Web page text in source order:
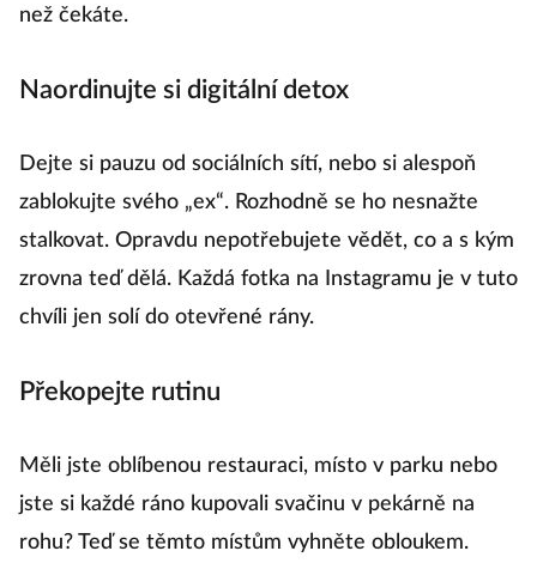
než čekáte.
Naordinujte si digitální detox
Dejte si pauzu od sociálních sítí, nebo si alespoň
zablokujte svého „ex“. Rozhodně se ho nesnažte
stalkovat. Opravdu nepotřebujete vědět, co a s kým
zrovna teď dělá. Každá fotka na Instagramu je v tuto
chvíli jen solí do otevřené rány.
Překopejte rutinu
Měli jste oblíbenou restauraci, místo v parku nebo
jste si každé ráno kupovali svačinu v pekárně na
rohu? Teď se těmto místům vyhněte obloukem.